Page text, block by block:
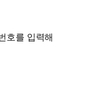
호를 입력해